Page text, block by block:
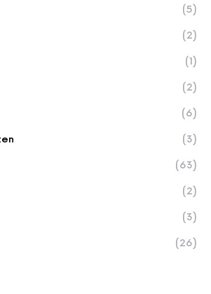
(5)
(2)
(1)
(2)
(6)
(3)
(63)
(2)
(3)
(26)